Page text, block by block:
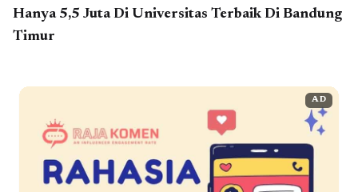
Hanya 5,5 Juta Di Universitas Terbaik Di Bandung
Timur
AD